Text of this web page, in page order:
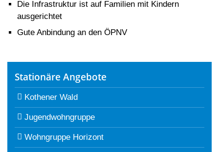
Die Infrastruktur ist auf Familien mit Kindern
ausgerichtet
Gute Anbindung an den ÖPNV
Stationäre Angebote
Kothener Wald
Jugendwohngruppe
Wohngruppe Horizont